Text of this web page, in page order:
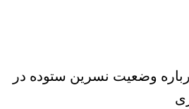
وضعیت نسرین ستوده در